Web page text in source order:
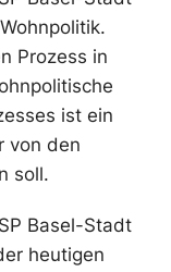
Prozess in
ist ein
von den
soll.
Basel-Stadt
heutigen